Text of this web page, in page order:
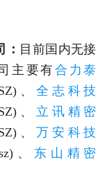
目前国内无接
主要有合力泰
、全志科技
、 立讯精密
、万安科技
、 东山精密